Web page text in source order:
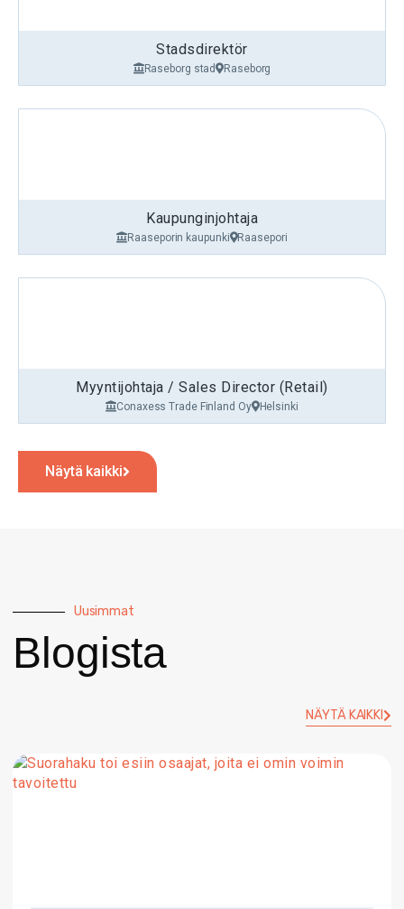
Stadsdirektör
Raseborg stad Raseborg
Kaupunginjohtaja
Raaseporin kaupunki Raasepori
Myyntijohtaja / Sales Director (Retail)
Conaxess Trade Finland Oy Helsinki
Näytä kaikki
Uusimmat
Blogista
NÄYTÄ KAIKKI